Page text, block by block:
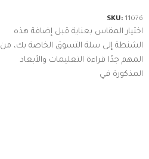
SKU: 11076
اختيار المقاس بعناية قبل إضافة هذه
الشنطة إلى سلة التسوق الخاصة بك، من
المهم جدًا قراءة التعليمات والأبعاد
المذكورة في